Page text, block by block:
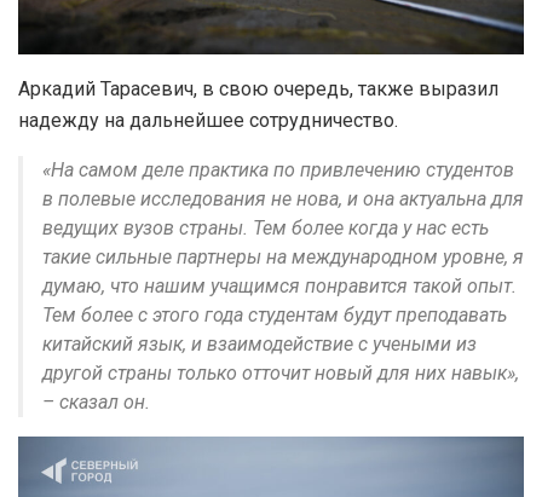
Аркадий Тарасевич, в свою очередь, также выразил
надежду на дальнейшее сотрудничество.
«На самом деле практика по привлечению студентов
в полевые исследования не нова, и она актуальна для
ведущих вузов страны. Тем более когда у нас есть
такие сильные партнеры на международном уровне, я
думаю, что нашим учащимся понравится такой опыт.
Тем более с этого года студентам будут преподавать
китайский язык, и взаимодействие с учеными из
другой страны только отточит новый для них навык»,
– сказал он.